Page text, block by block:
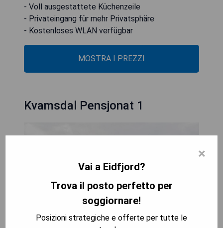
- Voll ausgestattete Küchenzeile
- Privateingang für mehr Privatsphäre
- Kostenloses WLAN verfügbar
MOSTRA I PREZZI
Kvamsdal Pensjonat 1
×
Vai a Eidfjord?
Trova il posto perfetto per
soggiornare!
Posizioni strategiche e offerte per tutte le